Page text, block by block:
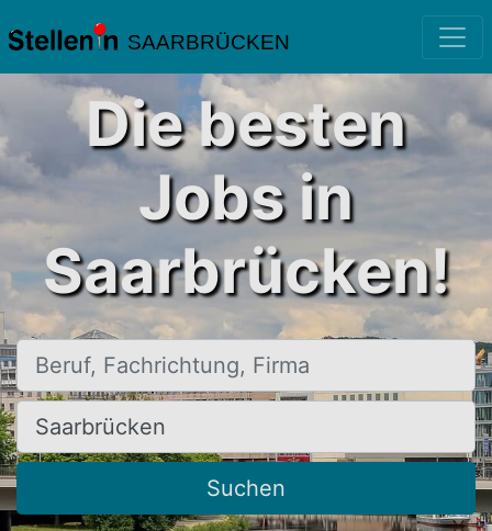
SAARBRÜCKEN
Die besten
Jobs in
Saarbrücken!
Beruf, Fachrichtung, Firma
Ort, Stadt
Suchen